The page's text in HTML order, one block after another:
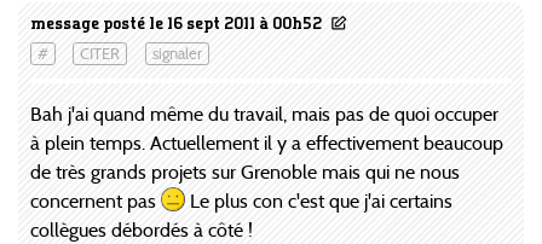
message posté le 16 sept 2011 à 00h52
# CITER signaler
Bah j'ai quand même du travail, mais pas de quoi occuper
à plein temps. Actuellement il y a effectivement beaucoup
de très grands projets sur Grenoble mais qui ne nous
concernent pas
Le plus con c'est que j'ai certains
collègues débordés à côté !